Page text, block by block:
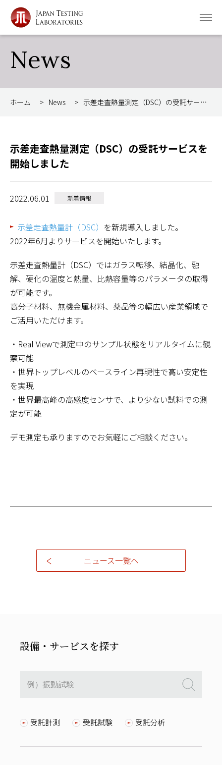
News
ホーム > News > 示差走査熱量測定（DSC）の受託サービスを開始しました
示差走査熱量測定（DSC）の受託サービスを
開始しました
2022.06.01 新着情報
示差走査熱量計（DSC） を新規導入しました。
2022年6月よりサービスを開始いたします。
示差走査熱量計（DSC）ではガラス転移、結晶化、融
解、硬化の温度と熱量、比熱容量等のパラメータの取得
が可能です。
高分子材料、無機金属材料、薬品等の幅広い産業領域で
ご活用いただけます。
・Real Viewで測定中のサンプル状態をリアルタイムに観
察可能
・世界トップレベルのベースライン再現性で高い安定性
を実現
・世界最高峰の高感度センサで、より少ない試料での測
定が可能
デモ測定も承りますのでお気軽にご相談ください。
ニュース一覧へ
設備・サービスを探す
受託計測 受託試験 受託分析